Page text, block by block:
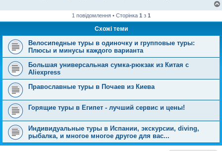
е
н
1 повідомлення • Сторінка 1 з 1
Схожі теми
Велосипедные туры в одиночку и групповые туры:
Плюсы и минусы каждого варианта
Большая универсальная сумка-рюкзак из Китая с
Aliexpress
Православные туры в Почаев из Киева
Горящие туры в Египет - лучший сервис и цены!
Индивидуальные туры в Испании, экскурсии, diving,
рыбалка, и многое многое другое для вас...